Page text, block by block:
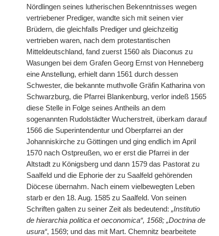
Nördlingen seines lutherischen Bekenntnisses wegen
vertriebener Prediger, wandte sich mit seinen vier
Brüdern, die gleichfalls Prediger und gleichzeitig
vertrieben waren, nach dem protestantischen
Mitteldeutschland, fand zuerst 1560 als Diaconus zu
Wasungen bei dem Grafen Georg Ernst von Henneberg
eine Anstellung, erhielt dann 1561 durch dessen
Schwester, die bekannte muthvolle Gräfin Katharina von
Schwarzburg, die Pfarrei Blankenburg, verlor indeß 1565
diese Stelle in Folge seines Antheils an dem
sogenannten Rudolstädter Wucherstreit, überkam darauf
1566 die Superintendentur und Oberpfarrei an der
Johanniskirche zu Göttingen und ging endlich im April
1570 nach Ostpreußen, wo er erst die Pfarrei in der
Altstadt zu Königsberg und dann 1579 das Pastorat zu
Saalfeld und die Ephorie der zu Saalfeld gehörenden
Diöcese übernahm. Nach einem vielbewegten Leben
starb er den 18. Aug. 1585 zu Saalfeld. Von seinen
Schriften galten zu seiner Zeit als bedeutend: „Institutio
de hierarchia politica et oeconomica“, 1568; „Doctrina de
usura“, 1569; und das mit Mart. Chemnitz bearbeitete